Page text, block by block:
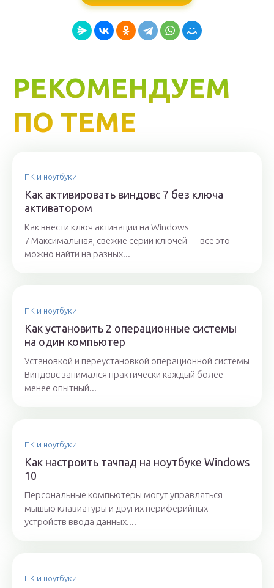
РЕКОМЕНДУЕМ
ПО ТЕМЕ
ПК и ноутбуки
Как активировать виндовс 7 без ключа
активатором
Как ввести ключ активации на Windows
7 Максимальная, свежие серии ключей — все это
можно найти на разных...
ПК и ноутбуки
Как установить 2 операционные системы
на один компьютер
Установкой и переустановкой операционной системы
Виндовс занимался практически каждый более-
менее опытный...
ПК и ноутбуки
Как настроить тачпад на ноутбуке Windows
10
Персональные компьютеры могут управляться
мышью клавиатуры и других периферийных
устройств ввода данных....
ПК и ноутбуки